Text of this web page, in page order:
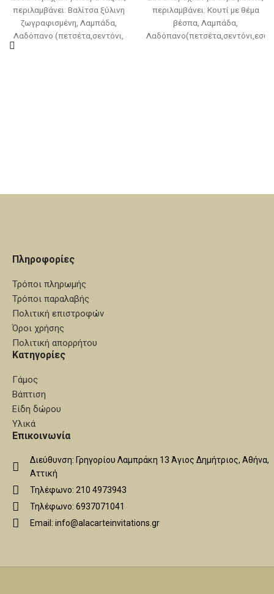
περιλαμβάνει: Βαλίτσα ξύλινη
ζωγραφισμένη, Λαμπάδα,
Λαδόπανο (πετσέτα,σεντόνι,
περιλαμβάνει: Κουτί με θέμα
βέσπα, Λαμπάδα,
Πληροφορίες
Τρόποι πληρωμής
Τρόποι παραλαβής
Πολιτική επιστροφών
Όροι χρήσης
Πολιτική απορρήτου
Κατηγορίες
Γάμος
Βάπτιση
Είδη δώρου
Υλικά
Επικοινωνία
Διεύθυνση: Γρηγορίου Λαμπράκη 13 Άγιος Δημήτριος, Αθήνα,
Αττική
Τηλέφωνο: 210 4973943
Τηλέφωνο: 6937071041
Email: info@alacarteinvitations.gr